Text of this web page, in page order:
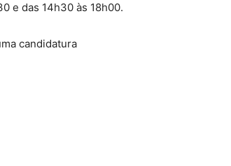
e das 14h30 às 18h00.
candidatura